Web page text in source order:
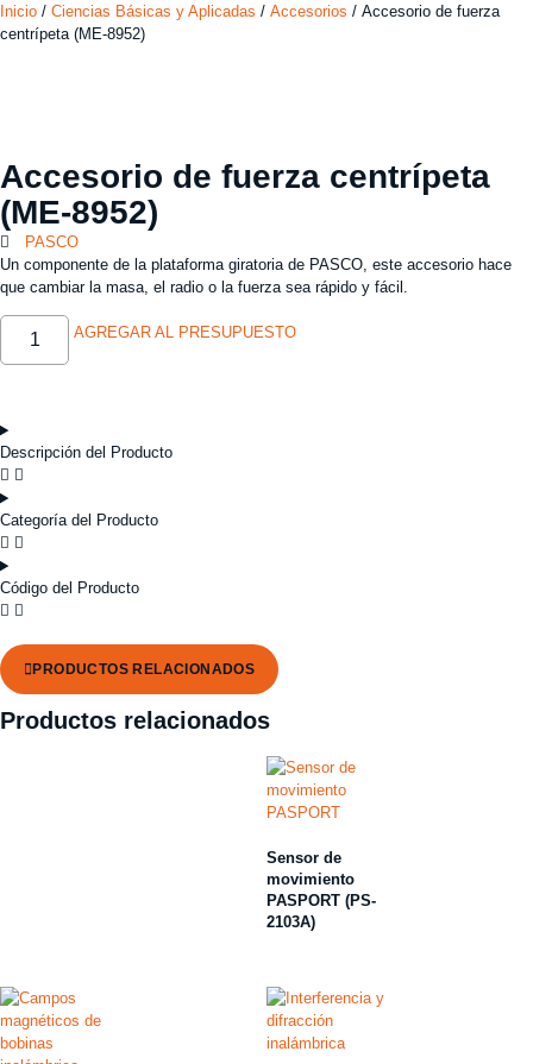
Inicio / Ciencias Básicas y Aplicadas / Accesorios / Accesorio de fuerza
centrípeta (ME-8952)
Accesorio de fuerza centrípeta
(ME-8952)
PASCO
Un componente de la plataforma giratoria de PASCO, este accesorio hace
que cambiar la masa, el radio o la fuerza sea rápido y fácil.
AGREGAR AL PRESUPUESTO
Descripción del Producto
Categoría del Producto
Código del Producto
PRODUCTOS RELACIONADOS
Productos relacionados
Sensor de
movimiento
PASPORT (PS-
2103A)